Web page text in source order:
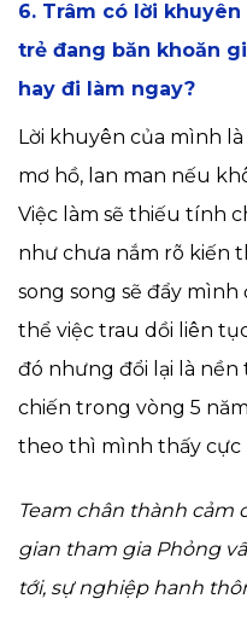
6. Trâm có lời
trẻ đang băn khoăn
hay đi làm ngay?
Lời khuyên của mình là
mơ hồ, lan man nếu
Việc làm sẽ thiếu tính
như chưa nắm rõ kiến
song song sẽ đẩy mình
thể việc trau dồi liên
đó nhưng đổi lại là
chiến trong vòng 5
theo thì mình thấy cực
Team chân thành cảm
gian tham gia Phỏng
tới, sự nghiệp hanh